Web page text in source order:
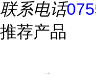
联系电话
推荐产品